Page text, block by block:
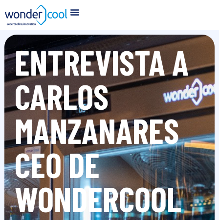
ENTREVISTA A
CARLOS
MANZANARES
CEO DE
WONDERCOOL